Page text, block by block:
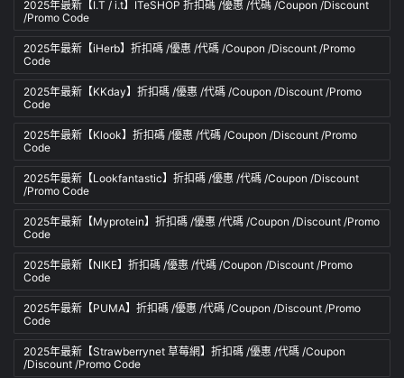
2025年最新【I.T / i.t】ITeSHOP 折扣碼 /優惠 /代碼 /Coupon /Discount
/Promo Code
2025年最新【iHerb】折扣碼 /優惠 /代碼 /Coupon /Discount /Promo
Code
2025年最新【KKday】折扣碼 /優惠 /代碼 /Coupon /Discount /Promo
Code
2025年最新【Klook】折扣碼 /優惠 /代碼 /Coupon /Discount /Promo
Code
2025年最新【Lookfantastic】折扣碼 /優惠 /代碼 /Coupon /Discount
/Promo Code
2025年最新【Myprotein】折扣碼 /優惠 /代碼 /Coupon /Discount /Promo
Code
2025年最新【NIKE】折扣碼 /優惠 /代碼 /Coupon /Discount /Promo
Code
2025年最新【PUMA】折扣碼 /優惠 /代碼 /Coupon /Discount /Promo
Code
2025年最新【Strawberrynet 草莓網】折扣碼 /優惠 /代碼 /Coupon
/Discount /Promo Code